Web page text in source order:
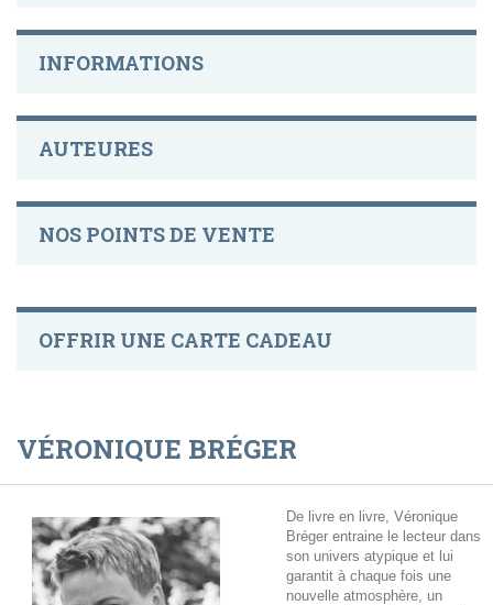
INFORMATIONS
AUTEURES
NOS POINTS DE VENTE
OFFRIR UNE CARTE CADEAU
VÉRONIQUE BRÉGER
De livre en livre, Véronique
Bréger entraine le lecteur dans
son univers atypique et lui
garantit à chaque fois une
nouvelle atmosphère, un